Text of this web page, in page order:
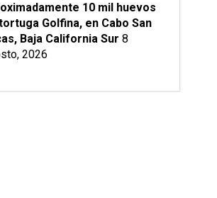
10 mil huevos
Golfina, en Cabo San
Baja California Sur 8
2026